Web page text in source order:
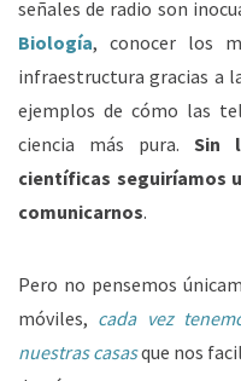
señales de radio son
Biología, conocer los
infraestructura gracias a
ejemplos de cómo las
ciencia más pura. Sin
científicas seguiríamos
comunicarnos.
Pero no pensemos
móviles, cada vez
nuestras casasque nos